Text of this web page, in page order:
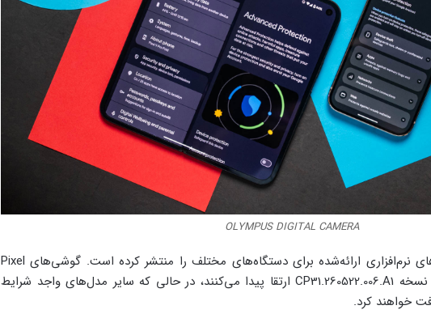
OLYMPUS DIGITAL CAMERA
گوگل همچنین جزئیات نسخه‌های نرم‌افزاری ارائه‌شده برای دستگاه‌های مختلف را منتشر کرده است. گوشی‌های Pixel
6a، Pixel 7 و Pixel 7 Pro به نسخه CP31.260522.006.A1 ارتقا پیدا می‌کنند، در حالی که سایر مدل‌های واجد شرایط